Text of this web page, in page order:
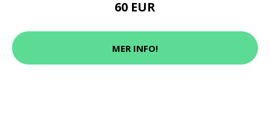
60 EUR
MER INFO!